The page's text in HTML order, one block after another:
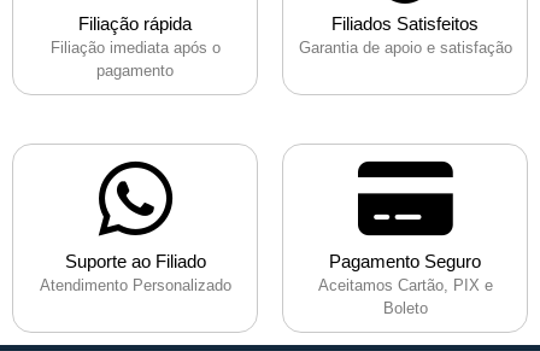
Filiação rápida
Filiação imediata após o
pagamento
Filiados Satisfeitos
Garantia de apoio e satisfação
Suporte ao Filiado
Atendimento Personalizado
Pagamento Seguro
Aceitamos Cartão, PIX e
Boleto